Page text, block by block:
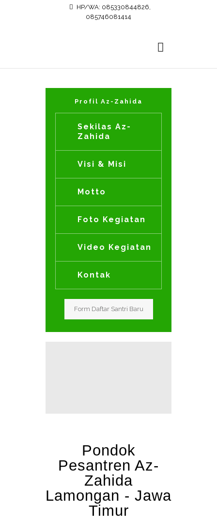
HP/WA: 085330844826,
085746081414
Profil Az-Zahida
Sekilas Az-
Zahida
Visi & Misi
Motto
Foto Kegiatan
Video Kegiatan
Kontak
Form Daftar Santri Baru
Pondok
Pesantren Az-
Zahida
Lamongan - Jawa
Timur